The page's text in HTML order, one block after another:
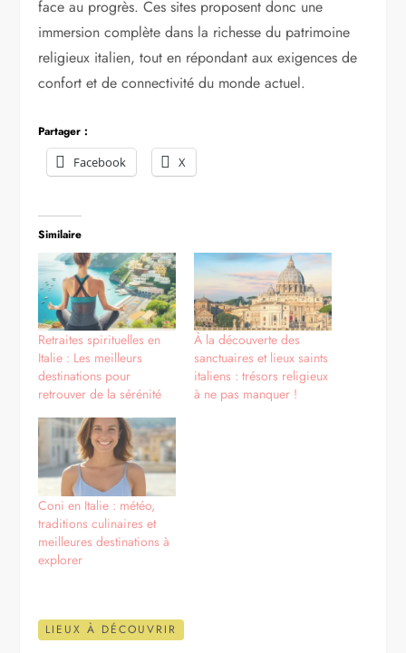
face au progrès. Ces sites proposent donc une
immersion complète dans la richesse du patrimoine
religieux italien, tout en répondant aux exigences de
confort et de connectivité du monde actuel.
Partager :
Facebook
X
Similaire
Retraites spirituelles en
Italie : Les meilleurs
destinations pour
retrouver de la sérénité
À la découverte des
sanctuaires et lieux saints
italiens : trésors religieux
à ne pas manquer !
Coni en Italie : météo,
traditions culinaires et
meilleures destinations à
explorer
LIEUX À DÉCOUVRIR